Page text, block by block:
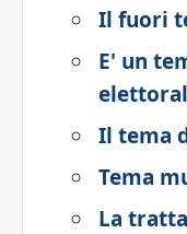
Il fuori
E' un
Il tema
Tema
La